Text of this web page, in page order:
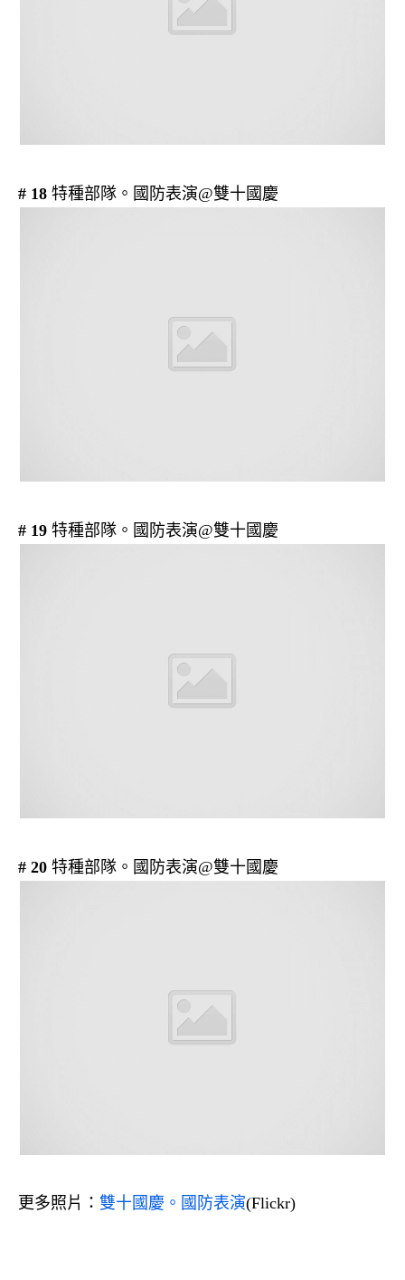
# 18 特種部隊。國防表演@雙十國慶
# 19 特種部隊。國防表演@雙十國慶
# 20 特種部隊。國防表演@雙十國慶
更多照片： 雙十國慶。國防表演(Flickr)